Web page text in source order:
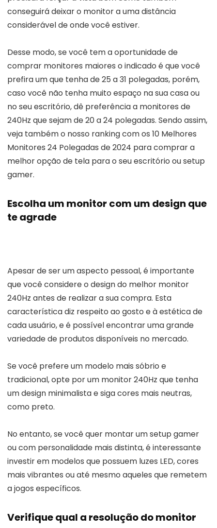
conseguirá deixar o monitor a uma distância
considerável de onde você estiver.
Desse modo, se você tem a oportunidade de
comprar monitores maiores o indicado é que você
prefira um que tenha de 25 a 31 polegadas, porém,
caso você não tenha muito espaço na sua casa ou
no seu escritório, dê preferência a monitores de
240Hz que sejam de 20 a 24 polegadas. Sendo assim,
veja também o nosso ranking com os 10 Melhores
Monitores 24 Polegadas de 2024 para comprar a
melhor opção de tela para o seu escritório ou setup
gamer.
Escolha um monitor com um design que
te agrade
Apesar de ser um aspecto pessoal, é importante
que você considere o design do melhor monitor
240Hz antes de realizar a sua compra. Esta
característica diz respeito ao gosto e à estética de
cada usuário, e é possível encontrar uma grande
variedade de produtos disponíveis no mercado.
Se você prefere um modelo mais sóbrio e
tradicional, opte por um monitor 240Hz que tenha
um design minimalista e siga cores mais neutras,
como preto.
No entanto, se você quer montar um setup gamer
ou com personalidade mais distinta, é interessante
investir em modelos que possuem luzes LED, cores
mais vibrantes ou até mesmo aqueles que remetem
a jogos específicos.
Verifique qual a resolução do monitor